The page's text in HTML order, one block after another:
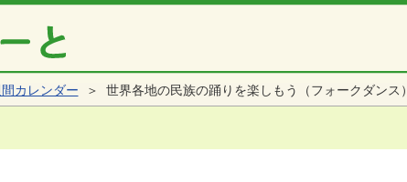
カレンダー ＞ 世界各地の民族の踊りを楽しもう（フォークダンス）